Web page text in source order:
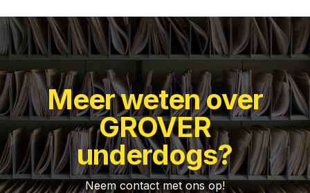
Meer weten over
GROVER
underdogs?
Neem contact met ons op!